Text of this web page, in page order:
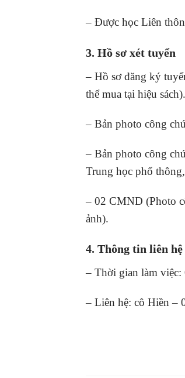
– Được học Liên
3. Hồ sơ xét tuyển
– Hồ sơ đăng ký
thể mua tại hiệu sách).
– Bản photo công
– Bản photo công
Trung học phổ
– 02 CMND (Photo
ảnh).
4. Thông tin liên hệ
– Thời gian làm
– Liên hệ: cô Hiền –